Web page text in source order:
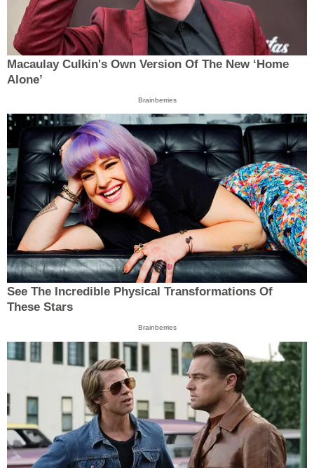
Macaulay Culkin's Own Version Of The New ‘Home
Alone’
Brainberries
See The Incredible Physical Transformations Of
These Stars
Brainberries